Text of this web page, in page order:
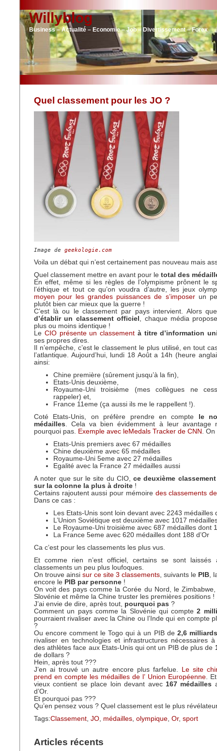
Willyblog
Business – Actualité – Economie – Job – Divertissement – Forex
Quel classement pour les JO ?
Image de geekologie.com
Voila un débat qui n’est certainement pas nouveau mais
Quel classement mettre en avant pour le total des
En effet, même si les règles de l’olympisme prônent le
l’éthique et tout ce qu’on voudra d’autre, les jeux
moyen pour les grandes puissances de s’imposerun
plutôt bien car mieux que la guerre !
C’est là ou le classement par pays intervient. Alors
d’établir un classement officiel , chaque média
plus ou moins identique !
Le CIO présente un classement à titre d’information
ses propres dires.
Il n’empêche, c’est le classement le plus utilisé, en tout
l’atlantique. Aujourd’hui, lundi 18 Août a 14h (heure
ainsi:
Chine première (sûrement jusqu’à la fin),
Etats-Unis deuxième,
Royaume-Uni troisième (mes collègues ne
rappeler) et,
France 11eme (ça aussi ils me le rappellent !).
Coté Etats-Unis, on préfère prendre en compte le
médailles. Cela va bien évidemment à leur avantage
pourquoi pas. Exemple avec leMedals Tracker de CNN . On
Etats-Unis premiers avec 67 médailles
Chine deuxième avec 65 médailles
Royaume-Uni 5eme avec 27 médailles
Egalité avec la France 27 médailles aussi
A noter que sur le site du CIO, ce deuxième
sur la colonne la plus à droite !
Certains rajoutent aussi pour mémoire des classements
Dans ce cas :
Les Etats-Unis sont loin devant avec 2243 médailles
L’Union Soviétique est deuxième avec 1017
Le Royaume-Uni troisième avec 687 médailles dont
La France 5eme avec 620 médailles dont 188 d’Or
Ca c’est pour les classements les plus vus.
Et comme rien n’est officiel, certains se sont laissés
classements un peu plus loufoques.
On trouve ainsi sur ce site 3 classements, suivants le PIB,
encore le PIB par personne !
On voit des pays comme la Corée du Nord, le
Slovénie et même la Chine truster les premières positions !
J’ai envie de dire, après tout, pourquoi pas ?
Comment un pays comme la Slovénie qui compte2
pourraient rivaliser avec la Chine ou l’Inde qui en compte
?
Ou encore comment le Togo qui à un PIB de 2,6
rivaliser en technologies et infrastructures nécessaires
des athlètes face aux Etats-Unis qui ont un PIB de plus de
de dollars ?
Hein, après tout ???
J’en ai trouvé un autre encore plus farfelue.
Le site
prend en compte les médailles de l’ Union Européenne.
vieux contient se place loin devant avec 167 médailles
d’Or.
Et pourquoi pas ???
Qu’en pensez vous ? Quel classement est le plus
Tags:Classement, JO, médailles, olympique, Or, sport
Articles récents